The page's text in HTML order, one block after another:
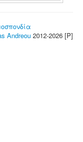
Andreou 2012-2026 [P]